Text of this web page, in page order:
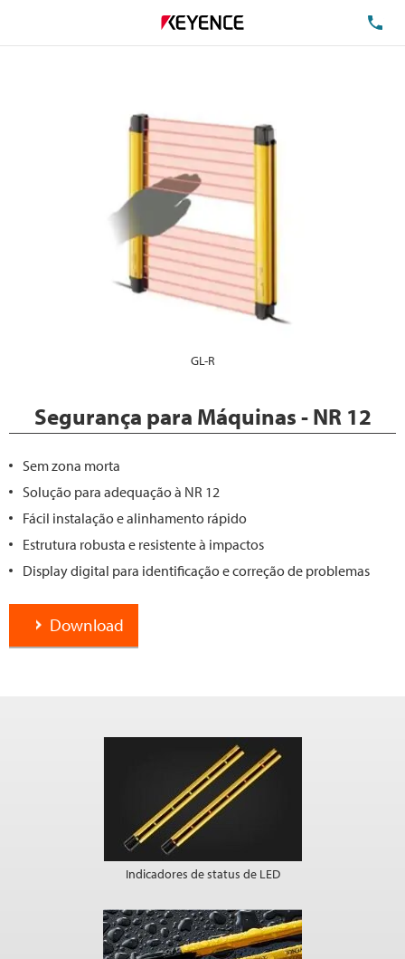
GL-R
Segurança para Máquinas - NR 12
Sem zona morta
Solução para adequação à NR 12
Fácil instalação e alinhamento rápido
Estrutura robusta e resistente à impactos
Display digital para identificação e correção de problemas
Download
Indicadores de status de LED